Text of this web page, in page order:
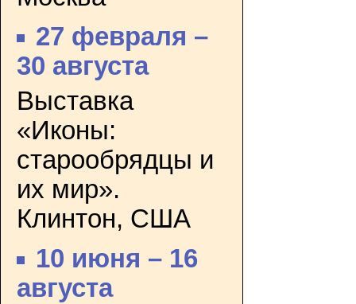
27 февраля –
30 августа
Выставка
«Иконы:
старообрядцы и
их мир».
Клинтон, США
10 июня – 16
августа